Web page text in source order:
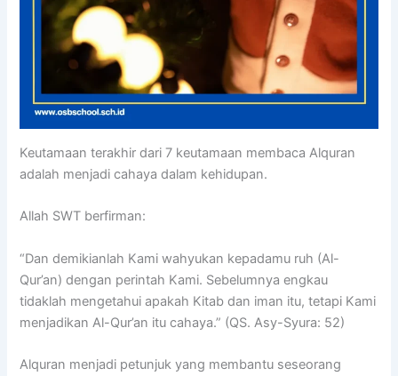
Keutamaan terakhir dari 7 keutamaan membaca Alquran
adalah menjadi cahaya dalam kehidupan.
Allah SWT berfirman:
“Dan demikianlah Kami wahyukan kepadamu ruh (Al-
Qur’an) dengan perintah Kami. Sebelumnya engkau
tidaklah mengetahui apakah Kitab dan iman itu, tetapi Kami
menjadikan Al-Qur’an itu cahaya.” (QS. Asy-Syura: 52)
Alquran menjadi petunjuk yang membantu seseorang